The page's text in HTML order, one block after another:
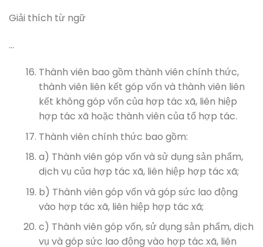
Giải thích từ ngữ
…
Thành viên bao gồm thành viên chính thức,
thành viên liên kết góp vốn và thành viên liên
kết không góp vốn của hợp tác xã, liên hiệp
hợp tác xã hoặc thành viên của tổ hợp tác.
Thành viên chính thức bao gồm:
a) Thành viên góp vốn và sử dụng sản phẩm,
dịch vụ của hợp tác xã, liên hiệp hợp tác xã;
b) Thành viên góp vốn và góp sức lao động
vào hợp tác xã, liên hiệp hợp tác xã;
c) Thành viên góp vốn, sử dụng sản phẩm, dịch
vụ và góp sức lao động vào hợp tác xã, liên